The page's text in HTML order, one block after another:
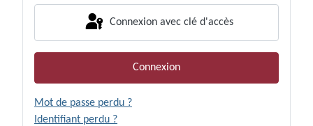
Connexion avec clé d'accès
Connexion
Mot de passe perdu ?
Identifiant perdu ?